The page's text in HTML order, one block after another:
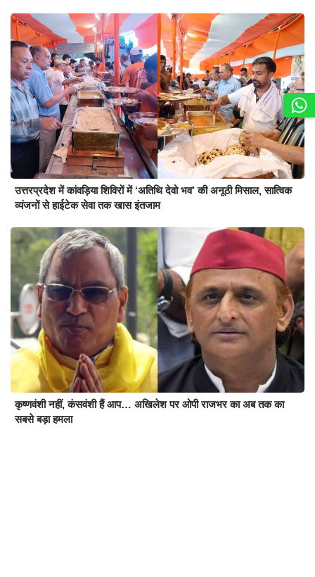
उत्तरप्रदेश में कांवड़िया शिविरों में ‘अतिथि देवो भव’ की अनूठी मिसाल, सात्विक
व्यंजनों से हाईटेक सेवा तक खास इंतजाम
कृष्णवंशी नहीं, कंसवंशी हैं आप… अखिलेश पर ओपी राजभर का अब तक का
सबसे बड़ा हमला